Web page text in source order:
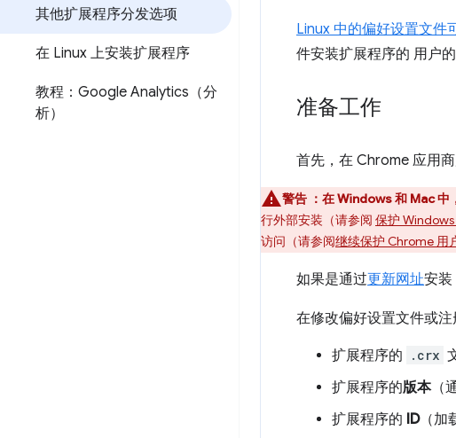
其他扩展程序分发选项
在 Linux 上安装扩展程序
教程：Google Analytics（分
析）
Linux 中的偏好设置文件
件安装扩展程序的 用户
准备工作
首先，在 Chrome 应用
警告 ：在 Windows 和 Mac
行外部安装（请参阅 保护
访问（请参阅继续保护 Chrome 用
如果是通过更新网址安装
在修改偏好设置文件或
扩展程序的 .crx
扩展程序的版本（
扩展程序的 ID（加